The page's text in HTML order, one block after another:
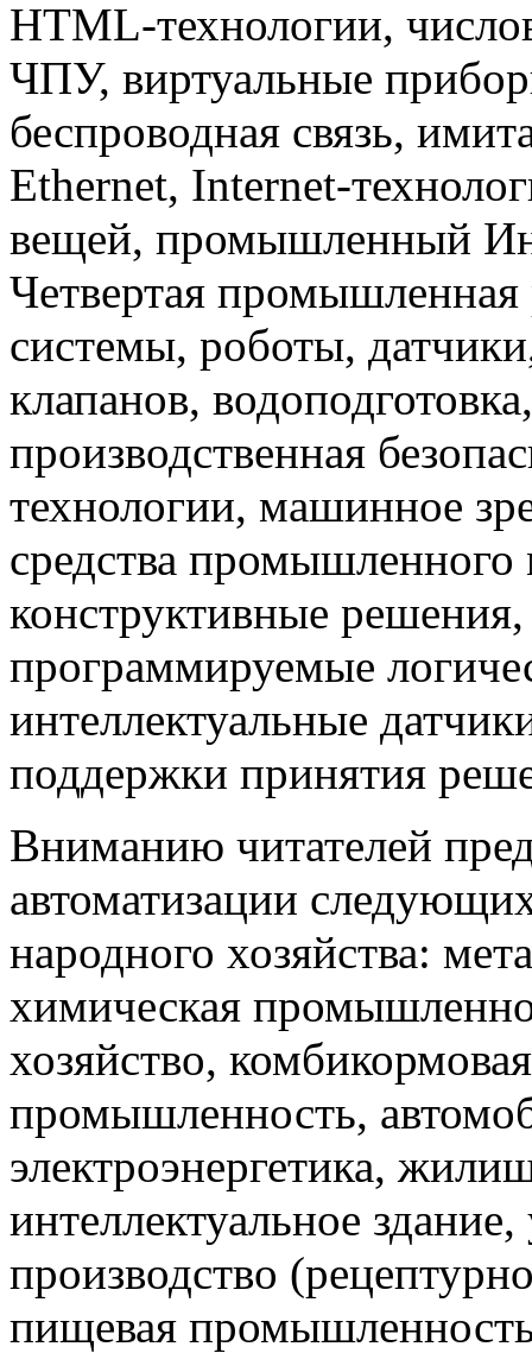
HTML-технологии,
ЧПУ, виртуальные
беспроводная связь,
Ethernet, Internet-
вещей, промышленный
Четвертая
системы, роботы,
клапанов,
производственная
технологии, машинное
средства
конструктивные
программируемые
интеллектуальные
поддержки принятия
Вниманию читателей
автоматизации
народного хозяйства:
химическая
хозяйство,
промышленность,
электроэнергетика,
интеллектуальное
производство
пищевая